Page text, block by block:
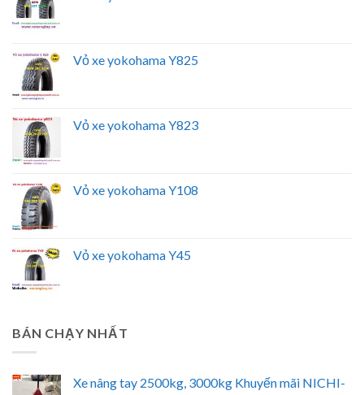
Vỏ xe yokohama Y825
Vỏ xe yokohama Y823
Vỏ xe yokohama Y108
Vỏ xe yokohama Y45
BÁN CHẠY NHẤT
Xe nâng tay 2500kg, 3000kg Khuyến mãi NICHI-